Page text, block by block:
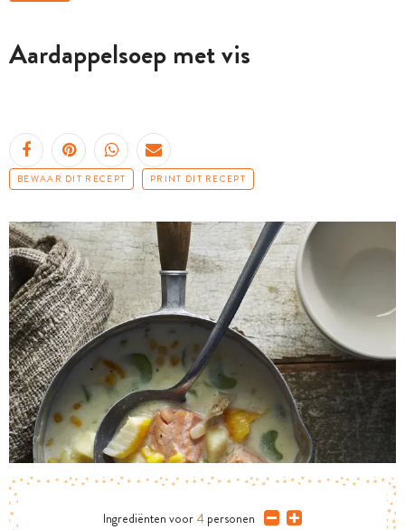
Aardappelsoep met vis
BEWAAR DIT RECEPT PRINT DIT RECEPT
Ingrediënten voor 4 personen